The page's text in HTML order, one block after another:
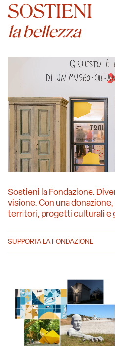
SOSTIENI
la bellezza
Sostieni la Fondazione.
visione. Con una
territori, progetti culturali e
SUPPORTA LA FONDAZIONE